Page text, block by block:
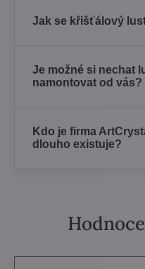
Jak se křišťálový
Je možné si nechat
namontovat od vás?
Kdo je firma
dlouho existuje?